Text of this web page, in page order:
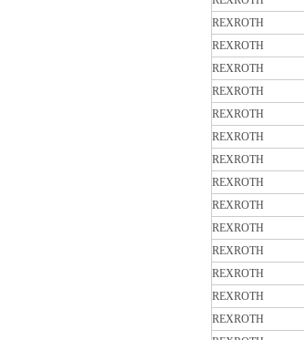
REXROTH
REXROTH
REXROTH
REXROTH
REXROTH
REXROTH
REXROTH
REXROTH
REXROTH
REXROTH
REXROTH
REXROTH
REXROTH
REXROTH